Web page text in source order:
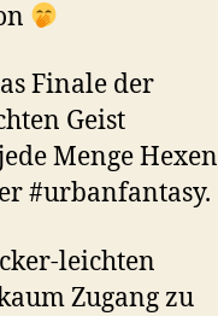
Finale der
Geist
Menge Hexen
#urbanfantasy.
leichten
Zugang zu